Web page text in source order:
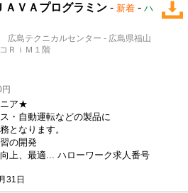
ＡＶＡプログラミン - 新着 - ハ
島テクニカルセンター - 広島県福山
ＲｉＭ１階
ニア★
・自動運転などの製品に
となります。
の開発
上、最適... ハローワーク求人番号
31日